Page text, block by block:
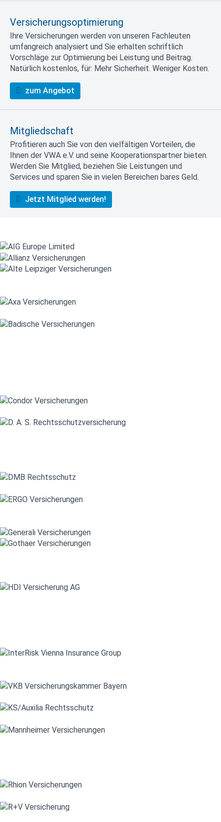
Versicherungsoptimierung
Ihre Versicherungen werden von unseren Fachleuten
umfangreich analysiert und Sie erhalten schriftlich
Vorschläge zur Optimierung bei Leistung und Beitrag.
Natürlich kostenlos, für: Mehr Sicherheit. Weniger Kosten.
zum Angebot
Mitgliedschaft
Profitieren auch Sie von den vielfältigen Vorteilen, die
Ihnen der VWA e.V. und seine Kooperationspartner bieten.
Werden Sie Mitglied, beziehen Sie Leistungen und
Services und sparen Sie in vielen Bereichen bares Geld.
Jetzt Mitglied werden!